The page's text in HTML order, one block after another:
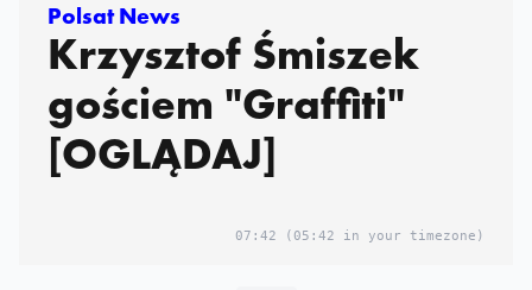
Polsat News
Krzysztof Śmiszek
gościem "Graffiti"
[OGLĄDAJ]
07:42 (05:42 in your timezone)